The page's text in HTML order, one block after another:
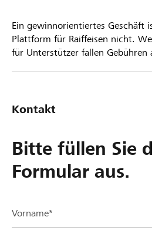
Ein gewinnorientiertes Geschäft
Plattform für Raiffeisen nicht.
für Unterstützer fallen
Kontakt
Bitte füllen Sie
Formular aus.
Vorname*